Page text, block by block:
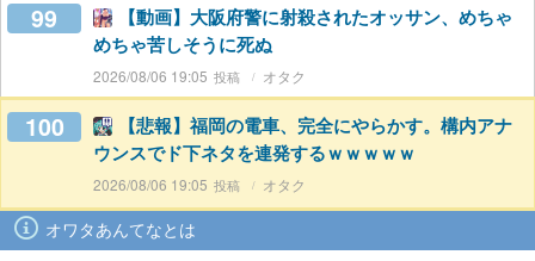
99
【動画】大阪府警に射殺されたオッサン、めちゃ
めちゃ苦しそうに死ぬ
2026/08/06 19:05 オタク
100
【悲報】福岡の電車、完全にやらかす。構内アナ
ウンスでド下ネタを連発するｗｗｗｗｗ
2026/08/06 19:05 オタク
オワタあんてなとは